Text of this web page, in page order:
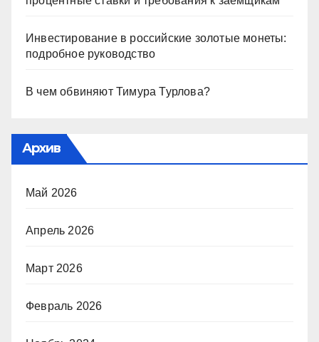
Инвестирование в российские золотые монеты:
подробное руководство
В чем обвиняют Тимура Турлова?
Архив
Май 2026
Апрель 2026
Март 2026
Февраль 2026